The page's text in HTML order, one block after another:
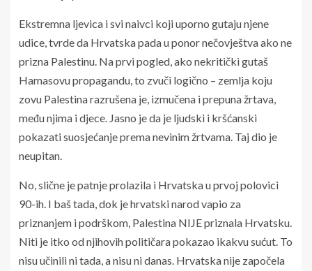
Ekstremna ljevica i svi naivci koji uporno gutaju njene
udice, tvrde da Hrvatska pada u ponor nečovještva ako ne
prizna Palestinu. Na prvi pogled, ako nekritički gutaš
Hamasovu propagandu, to zvuči logično – zemlja koju
zovu Palestina razrušena je, izmučena i prepuna žrtava,
među njima i djece. Jasno je da je ljudski i kršćanski
pokazati suosjećanje prema nevinim žrtvama. Taj dio je
neupitan.
No, slične je patnje prolazila i Hrvatska u prvoj polovici
90-ih. I baš tada, dok je hrvatski narod vapio za
priznanjem i podrškom, Palestina NIJE priznala Hrvatsku.
Niti je itko od njihovih političara pokazao ikakvu sućut. To
nisu učinili ni tada, a nisu ni danas. Hrvatska nije započela